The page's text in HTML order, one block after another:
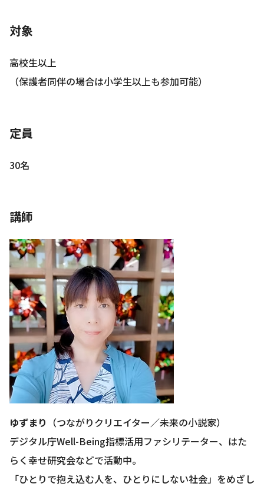
対象
高校生以上
（保護者同伴の場合は小学生以上も参加可能）
定員
30名
講師
ゆずまり （つながりクリエイター／未来の小説家）
デジタル庁Well-Being指標活用ファシリテーター、はた
らく幸せ研究会などで活動中。
「ひとりで抱え込む人を、ひとりにしない社会」をめざし